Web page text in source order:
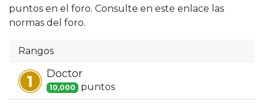
puntos en el foro. Consulte en este enlace las
normas del foro.
Rangos
Doctor
10,000 puntos